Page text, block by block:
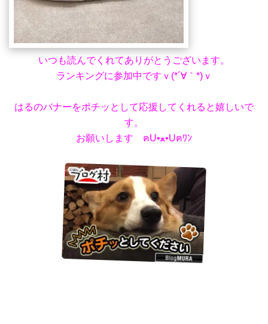
いつも読んでくれてありがとうございます。
ランキングに参加中ですｖ(*´∀｀*)ｖ
はるのバナーをポチッとして応援してくれると嬉しいで
す。
お願いします ฅU•ﻌ•Uฅﾜﾝ